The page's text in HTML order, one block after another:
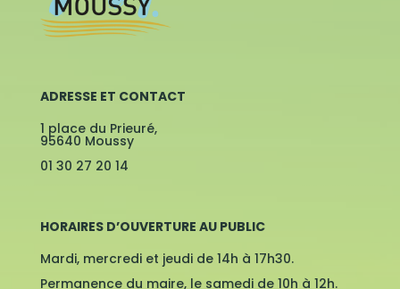
ADRESSE ET CONTACT
1 place du Prieuré,
95640 Moussy
01 30 27 20 14
HORAIRES D’OUVERTURE AU PUBLIC
Mardi, mercredi et jeudi de 14h à 17h30.
Permanence du maire, le samedi de 10h à 12h.